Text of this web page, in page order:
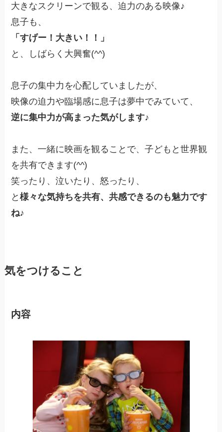
大きなスクリーンで観る、迫力のある映像♪
息子も、
「すげー！大きい！！」
と、しばらく大興奮(^^)
息子の集中力を心配していましたが、
映像の迫力や臨場感に息子は夢中でみていて、
逆に集中力が高まった気がします♪
また、一緒に映画を観ることで、子どもと世界観
を共有できます(^^)
笑ったり、泣いたり、怒ったり、
と様々な気持ちを共有、共感できるのも魅力です
ね♪
気をつけること
内容